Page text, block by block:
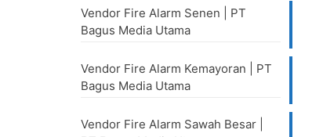
Vendor Fire Alarm Senen | PT
Bagus Media Utama
Vendor Fire Alarm Kemayoran | PT
Bagus Media Utama
Vendor Fire Alarm Sawah Besar |